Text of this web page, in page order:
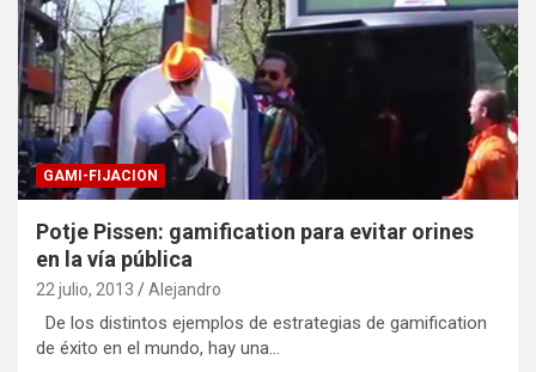
GAMI-FIJACION
Potje Pissen: gamification para evitar orines
en la vía pública
22 julio, 2013 Alejandro
De los distintos ejemplos de estrategias de gamification
de éxito en el mundo, hay una…